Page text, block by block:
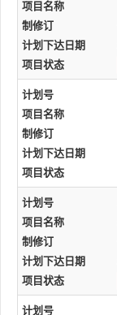
项目名称
制修订
计划下达日期
项目状态
计划号
项目名称
制修订
计划下达日期
项目状态
计划号
项目名称
制修订
计划下达日期
项目状态
计划号